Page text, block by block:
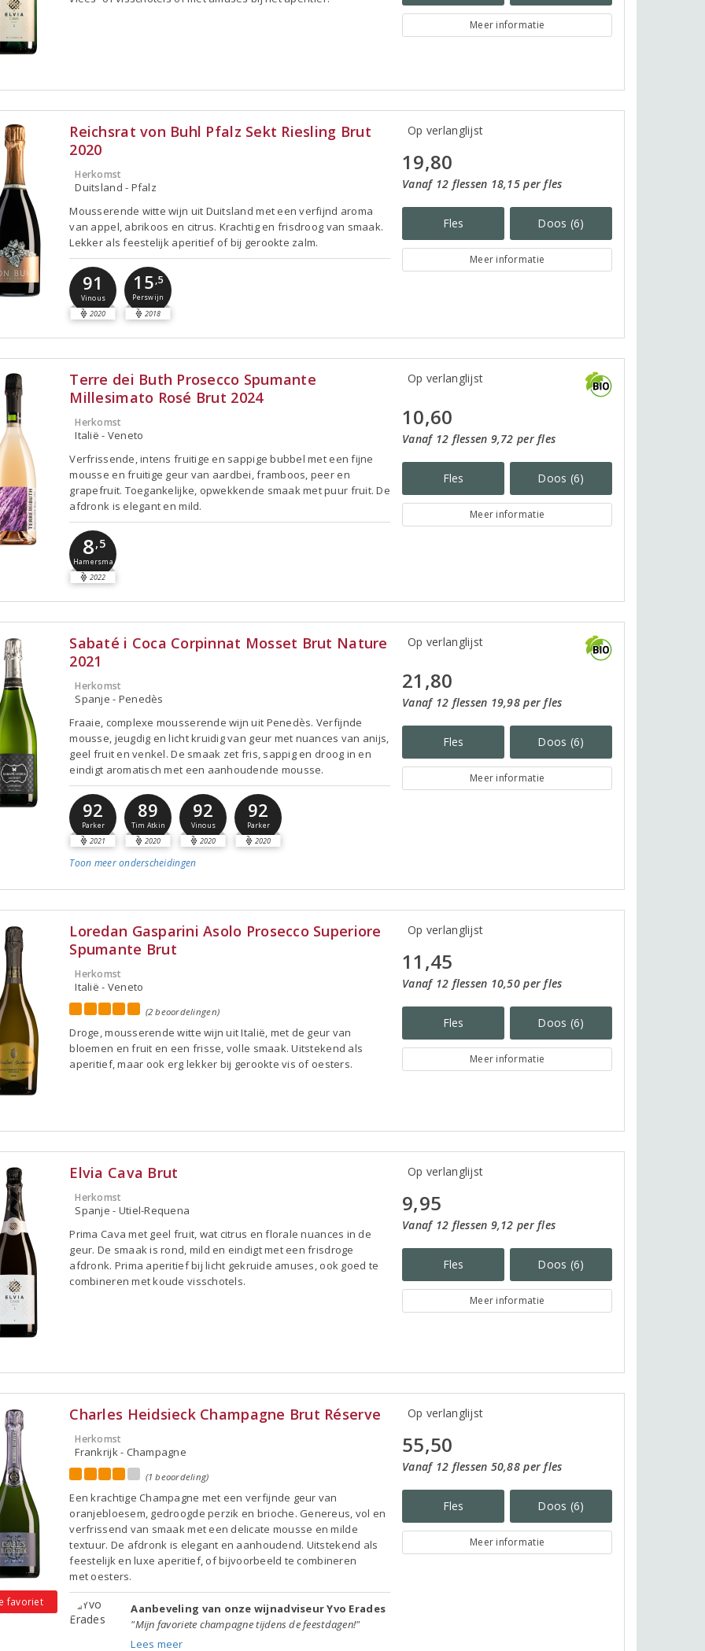
Meer informatie
Reichsrat von Buhl Pfalz Sekt Riesling Brut
2020
Herkomst
Duitsland - Pfalz
Mousserende witte wijn uit Duitsland met een verfijnd aroma
van appel, abrikoos en citrus. Krachtig en frisdroog van smaak.
Lekker als feestelijk aperitief of bij gerookte zalm.
91
Vinous
2020
15,5
Perswijn
2018
Op verlanglijst
19,80
Vanaf 12 flessen 18,15 per fles
Fles Doos (6)
Meer informatie
Terre dei Buth Prosecco Spumante
Millesimato Rosé Brut 2024
Herkomst
Italië - Veneto
Verfrissende, intens fruitige en sappige bubbel met een fijne
mousse en fruitige geur van aardbei, framboos, peer en
grapefruit. Toegankelijke, opwekkende smaak met puur fruit. De
afdronk is elegant en mild.
8,5
Hamersma
2022
Op verlanglijst
10,60
Vanaf 12 flessen 9,72 per fles
Fles Doos (6)
Meer informatie
Sabaté i Coca Corpinnat Mosset Brut Nature
2021
Herkomst
Spanje - Penedès
Fraaie, complexe mousserende wijn uit Penedès. Verfijnde
mousse, jeugdig en licht kruidig van geur met nuances van anijs,
geel fruit en venkel. De smaak zet fris, sappig en droog in en
eindigt aromatisch met een aanhoudende mousse.
92
Parker
2021
89
Tim Atkin
2020
92
Vinous
2020
92
Parker
2020
Toon meeronderscheidingen
Op verlanglijst
21,80
Vanaf 12 flessen 19,98 per fles
Fles Doos (6)
Meer informatie
Loredan Gasparini Asolo Prosecco Superiore
Spumante Brut
Herkomst
Italië - Veneto
(2 beoordelingen)
Droge, mousserende witte wijn uit Italië, met de geur van
bloemen en fruit en een frisse, volle smaak. Uitstekend als
aperitief, maar ook erg lekker bij gerookte vis of oesters.
Op verlanglijst
11,45
Vanaf 12 flessen 10,50 per fles
Fles Doos (6)
Meer informatie
Elvia Cava Brut
Herkomst
Spanje - Utiel-Requena
Prima Cava met geel fruit, wat citrus en florale nuances in de
geur. De smaak is rond, mild en eindigt met een frisdroge
afdronk. Prima aperitief bij licht gekruide amuses, ook goed te
combineren met koude visschotels.
Op verlanglijst
9,95
Vanaf 12 flessen 9,12 per fles
Fles Doos (6)
Meer informatie
favoriet
Charles Heidsieck Champagne Brut Réserve
Herkomst
Frankrijk - Champagne
(1 beoordeling)
Een krachtige Champagne met een verfijnde geur van
oranjebloesem, gedroogde perzik en brioche. Genereus, vol en
verfrissend van smaak met een delicate mousse en milde
textuur. De afdronk is elegant en aanhoudend. Uitstekend als
feestelijk en luxe aperitief, of bijvoorbeeld te combineren
met oesters.
Aanbeveling van onze wijnadviseur Yvo Erades
"Mijn favoriete champagne tijdens de feestdagen!"
Lees meer
Op verlanglijst
55,50
Vanaf 12 flessen 50,88 per fles
Fles Doos (6)
Meer informatie